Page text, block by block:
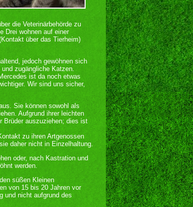
die Veterinärbehörde zu
Drei wohnen auf einer
über das Tierheim)
jedoch gewöhnen sich
zugängliche Katzen.
ist da noch etwas
Wir sind uns sicher,
Sie können sowohl als
Aufgrund ihrer leichten
Brüder auszuziehen; dies ist
zu ihren Artgenossen
daher nicht in Einzelhaltung.
oder, nach Kastration und
werden.
süßen Kleinen
von 15 bis 20 Jahren vor
und nicht aufgrund des